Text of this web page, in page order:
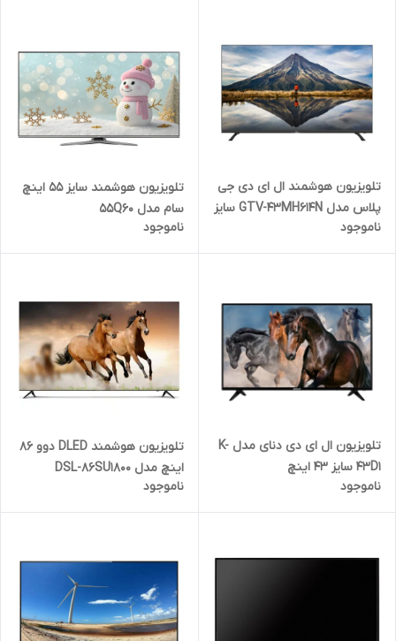
تلویزیون هوشمند ال ای دی جی
پلاس مدل GTV-43MH614N سایز
43 اینچ
ناموجود
تلویزیون هوشمند سایز ۵۵ اینچ
سام مدل ۵۵Q60
ناموجود
تلویزیون ال ای دی دنای مدل K-
43D1 سایز 43 اینچ
ناموجود
تلویزیون هوشمند DLED دوو 86
اینچ مدل DSL-86SU1800
ناموجود